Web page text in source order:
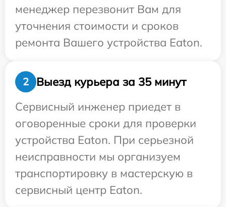
менеджер перезвонит Вам для
уточнения стоимости и сроков
ремонта Вашего устройства Eaton.
2
Выезд курьера за 35 минут
Сервисный инженер приедет в
оговоренные сроки для проверки
устройства Eaton. При серьезной
неисправности мы организуем
транспортировку в мастерскую в
сервисный центр Eaton.